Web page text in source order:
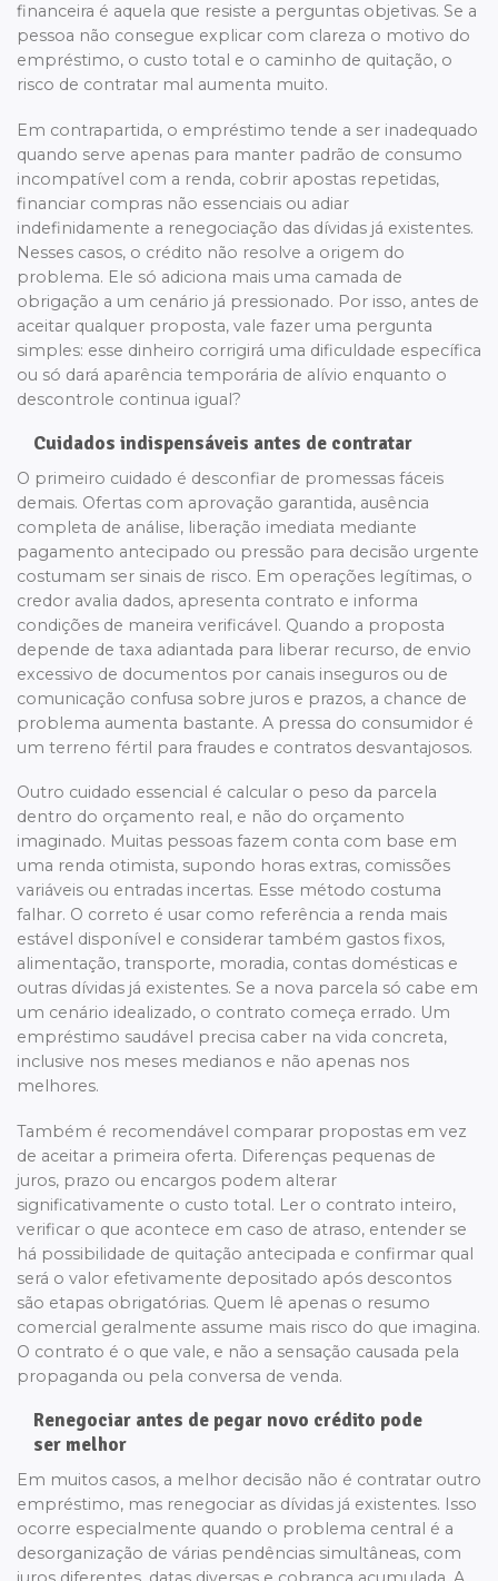
financeira é aquela que resiste a perguntas objetivas. Se a
pessoa não consegue explicar com clareza o motivo do
empréstimo, o custo total e o caminho de quitação, o
risco de contratar mal aumenta muito.
Em contrapartida, o empréstimo tende a ser inadequado
quando serve apenas para manter padrão de consumo
incompatível com a renda, cobrir apostas repetidas,
financiar compras não essenciais ou adiar
indefinidamente a renegociação das dívidas já existentes.
Nesses casos, o crédito não resolve a origem do
problema. Ele só adiciona mais uma camada de
obrigação a um cenário já pressionado. Por isso, antes de
aceitar qualquer proposta, vale fazer uma pergunta
simples: esse dinheiro corrigirá uma dificuldade específica
ou só dará aparência temporária de alívio enquanto o
descontrole continua igual?
Cuidados indispensáveis antes de contratar
O primeiro cuidado é desconfiar de promessas fáceis
demais. Ofertas com aprovação garantida, ausência
completa de análise, liberação imediata mediante
pagamento antecipado ou pressão para decisão urgente
costumam ser sinais de risco. Em operações legítimas, o
credor avalia dados, apresenta contrato e informa
condições de maneira verificável. Quando a proposta
depende de taxa adiantada para liberar recurso, de envio
excessivo de documentos por canais inseguros ou de
comunicação confusa sobre juros e prazos, a chance de
problema aumenta bastante. A pressa do consumidor é
um terreno fértil para fraudes e contratos desvantajosos.
Outro cuidado essencial é calcular o peso da parcela
dentro do orçamento real, e não do orçamento
imaginado. Muitas pessoas fazem conta com base em
uma renda otimista, supondo horas extras, comissões
variáveis ou entradas incertas. Esse método costuma
falhar. O correto é usar como referência a renda mais
estável disponível e considerar também gastos fixos,
alimentação, transporte, moradia, contas domésticas e
outras dívidas já existentes. Se a nova parcela só cabe em
um cenário idealizado, o contrato começa errado. Um
empréstimo saudável precisa caber na vida concreta,
inclusive nos meses medianos e não apenas nos
melhores.
Também é recomendável comparar propostas em vez
de aceitar a primeira oferta. Diferenças pequenas de
juros, prazo ou encargos podem alterar
significativamente o custo total. Ler o contrato inteiro,
verificar o que acontece em caso de atraso, entender se
há possibilidade de quitação antecipada e confirmar qual
será o valor efetivamente depositado após descontos
são etapas obrigatórias. Quem lê apenas o resumo
comercial geralmente assume mais risco do que imagina.
O contrato é o que vale, e não a sensação causada pela
propaganda ou pela conversa de venda.
Renegociar antes de pegar novo crédito pode
ser melhor
Em muitos casos, a melhor decisão não é contratar outro
empréstimo, mas renegociar as dívidas já existentes. Isso
ocorre especialmente quando o problema central é a
desorganização de várias pendências simultâneas, com